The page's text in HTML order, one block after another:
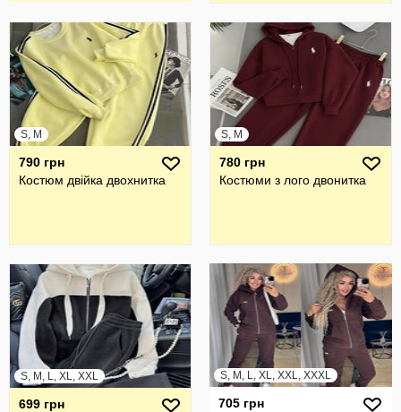
S, M
790 грн
Костюм двійка двохнитка
S, M
780 грн
Костюми з лого двонитка
S, M, L, XL, XXL
699 грн
S, M, L, XL, XXL, XXXL
705 грн